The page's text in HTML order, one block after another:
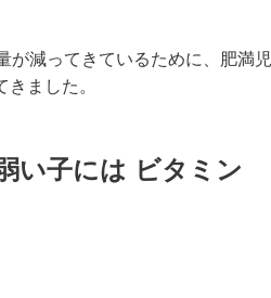
が減ってきているために、肥満児
ました。
い子には ビタミン